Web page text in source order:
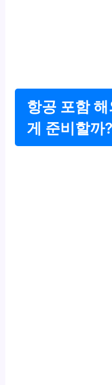
항공 포함
게 준비할까?